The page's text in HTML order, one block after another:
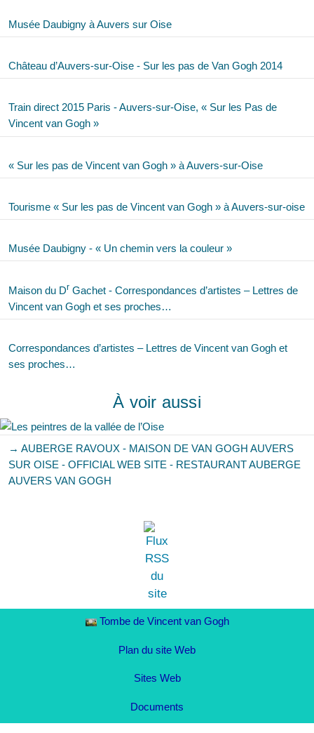
Musée Daubigny à Auvers sur Oise
Château d’Auvers-sur-Oise - Sur les pas de Van Gogh 2014
Train direct 2015 Paris - Auvers-sur-Oise, « Sur les Pas de
Vincent van Gogh »
« Sur les pas de Vincent van Gogh » à Auvers-sur-Oise
Tourisme « Sur les pas de Vincent van Gogh » à Auvers-sur-oise
Musée Daubigny - « Un chemin vers la couleur »
Maison du Dr Gachet - Correspondances d’artistes – Lettres de
Vincent van Gogh et ses proches…
Correspondances d’artistes – Lettres de Vincent van Gogh et
ses proches…
À voir aussi
→ AUBERGE RAVOUX - MAISON DE VAN GOGH AUVERS
SUR OISE - OFFICIAL WEB SITE - RESTAURANT AUBERGE
AUVERS VAN GOGH
Tombe de Vincent van Gogh
Plan du site Web
Sites Web
Documents